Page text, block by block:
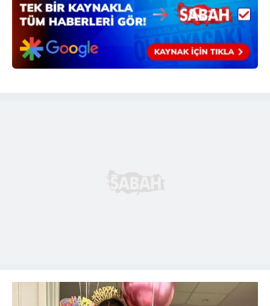
6698 sayılı Kişisel Verilerin Korunması Kanunu uyarınca
hazırlanmış Aydınlatma Metnimizi okumak ve sitemizde
ilgili mevzuata uygun olarak kullanılan çerezlerle ilgili bilgi
almak için lütfentıklayınız